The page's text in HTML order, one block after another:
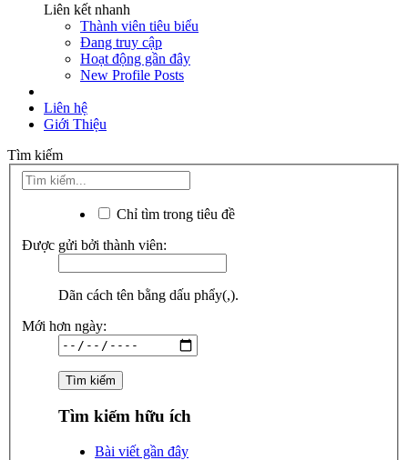
Liên kết nhanh
Thành viên tiêu biểu
Đang truy cập
Hoạt động gần đây
New Profile Posts
Liên hệ
Giới Thiệu
Tìm kiếm
Chỉ tìm trong tiêu đề
Được gửi bởi thành viên:
Dãn cách tên bằng dấu phẩy(,).
Mới hơn ngày:
Tìm kiếm hữu ích
Bài viết gần đây